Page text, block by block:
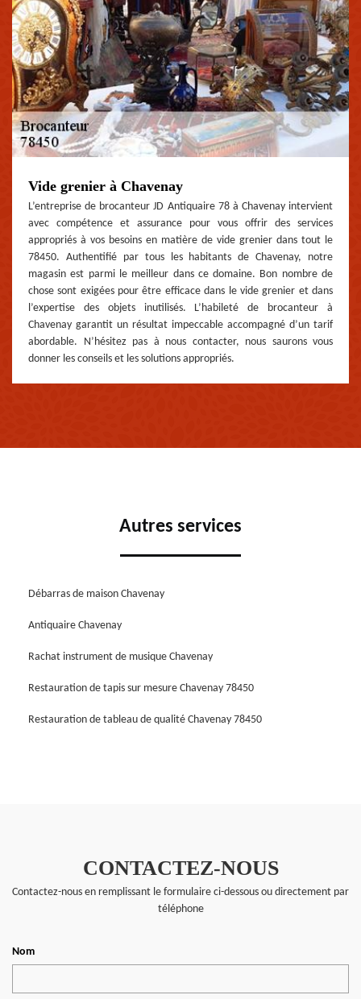
Vide grenier à Chavenay
L’entreprise de brocanteur JD Antiquaire 78 à Chavenay intervient
avec compétence et assurance pour vous offrir des services
appropriés à vos besoins en matière de vide grenier dans tout le
78450. Authentifié par tous les habitants de Chavenay, notre
magasin est parmi le meilleur dans ce domaine. Bon nombre de
chose sont exigées pour être efficace dans le vide grenier et dans
l’expertise des objets inutilisés. L’habileté de brocanteur à
Chavenay garantit un résultat impeccable accompagné d’un tarif
abordable. N’hésitez pas à nous contacter, nous saurons vous
donner les conseils et les solutions appropriés.
Autres services
Débarras de maison Chavenay
Antiquaire Chavenay
Rachat instrument de musique Chavenay
Restauration de tapis sur mesure Chavenay 78450
Restauration de tableau de qualité Chavenay 78450
CONTACTEZ-NOUS
Contactez-nous en remplissant le formulaire ci-dessous ou directement par
téléphone
Nom